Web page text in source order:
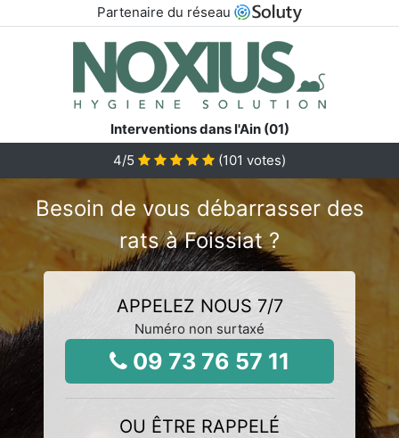
Partenaire du réseau
Interventions dans l'Ain (01)
4/5 (101 votes)
Besoin de vous débarrasser des
rats à Foissiat ?
APPELEZ NOUS 7/7
Numéro non surtaxé
09 73 76 57 11
OU ÊTRE RAPPELÉ